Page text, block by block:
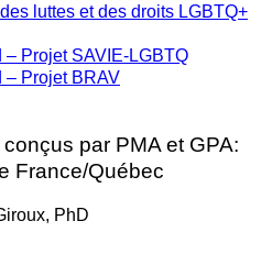
luttes et des droits LGBTQ+
– Projet SAVIE-LGBTQ
– Projet BRAV
par PMA et GPA:
France/Québec
PhD